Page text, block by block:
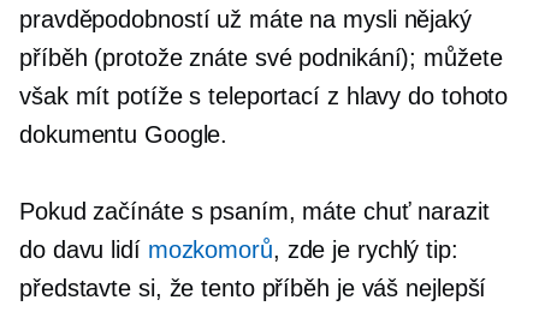
pravděpodobností už máte na mysli nějaký
příběh (protože znáte své podnikání); můžete
však mít potíže s teleportací z hlavy do tohoto
dokumentu Google.
Pokud začínáte s psaním, máte chuť narazit
do davu lidí mozkomorů, zde je rychlý tip:
představte si, že tento příběh je váš nejlepší